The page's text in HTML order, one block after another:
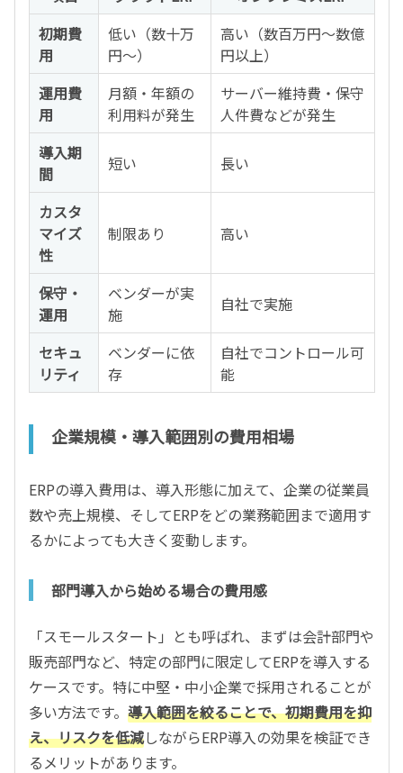
初期費
用
低い（数十万
円～）
高い（数百万円～数億
円以上）
運用費
用
月額・年額の
利用料が発生
サーバー維持費・保守
人件費などが発生
導入期
間
短い 長い
カスタ
マイズ
性
制限あり 高い
保守・
運用
ベンダーが実
施
自社で実施
セキュ
リティ
ベンダーに依
存
自社でコントロール可
能
企業規模・導入範囲別の費用相場
ERPの導入費用は、導入形態に加えて、企業の従業員
数や売上規模、そしてERPをどの業務範囲まで適用す
るかによっても大きく変動します。
部門導入から始める場合の費用感
「スモールスタート」とも呼ばれ、まずは会計部門や
販売部門など、特定の部門に限定してERPを導入する
ケースです。特に中堅・中小企業で採用されることが
多い方法です。 導入範囲を絞ることで、初期費用を抑
え、リスクを低減しながらERP導入の効果を検証でき
るメリットがあります。